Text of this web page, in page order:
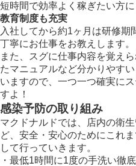
短時間で効率よく稼ぎたい方
教育制度も充実
入社してから約1ヶ月は研修
丁寧にお仕事をお教えします。
また、スグに仕事内容を覚え
たマニュアルなど分かりやす
いますので、一つ一つ確実に
すよ！
感染予防の取り組み
マクドナルドでは、店内の衛
ど、安全・安心のためにこれ
して行っていきます。
・最低1時間に1度の手洗い徹底